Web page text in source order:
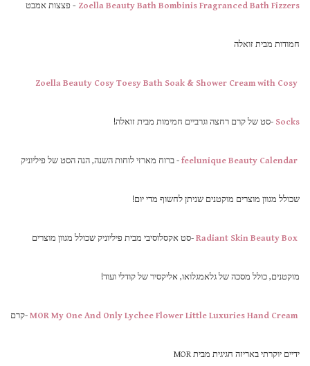
Zoella Beauty Bath Bombinis Fragranced Bath Fizzers
- פצצות אמבט
חמודות מבית זואלה
Zoella Beauty Cosy Toesy Bath Soak & Shower Cream with Cosy
Socks -סט של קרם רחצה וגרביים חמימות מבית זואלה!
feelunique Beauty Calendar - ברוח מארזי לוחות השנה, הנה הסט של פיליוניק
שכולל מגוון מוצרים מוקטנים שניתן לחשוף מדי יום!
Radiant Skin Beauty Box -סט אקסלוסיבי מבית פיליוניק שכולל מגוון מוצרים
מוקטנים, כולל מסכה של גלאמגלואו, אליקסיר של קודלי ועוד!
MOR My One And Only Lychee Flower Little Luxuries Hand Cream -קרם
ידיים יוקרתי באריזה חגיגית מבית MOR